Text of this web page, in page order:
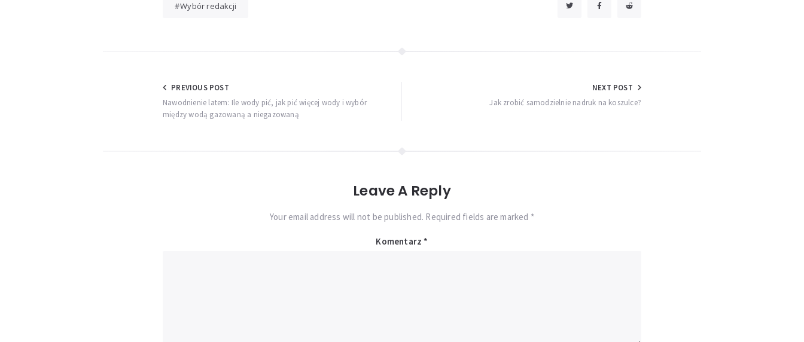
Wybór redakcji
Nawigacja
wpisu
PREVIOUS POST
Nawodnienie latem: Ile wody pić, jak pić więcej wody i wybór
między wodą gazowaną a niegazowaną
NEXT POST
Jak zrobić samodzielnie nadruk na koszulce?
Leave A Reply
Your email address will not be published. Required fields are marked *
Komentarz *